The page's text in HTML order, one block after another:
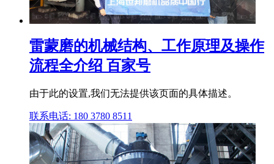
雷蒙磨的机械结构、工作原理及操作
流程全介绍 百家号
由于此的设置,我们无法提供该页面的具体描述。
联系电话: 180 3780 8511